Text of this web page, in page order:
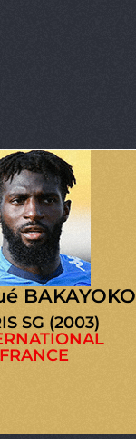
BAKAYOKO
SG (2003)
FRANCE